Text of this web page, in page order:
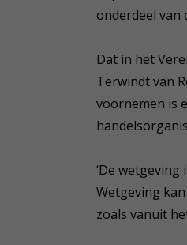
onderdeel van
Dat in het
Terwindt van
voornemen is
‘De
Wetgeving
zoals vanuit